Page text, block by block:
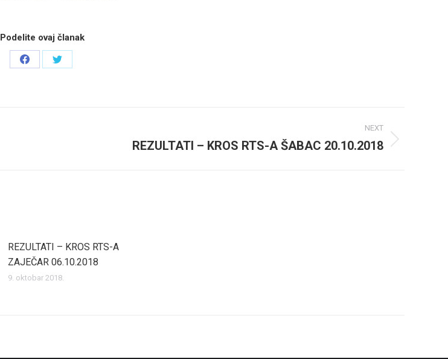
Podelite ovaj članak
Share
Share
NEXT
REZULTATI – KROS RTS-A ŠABAC 20.10.2018
REZULTATI – KROS RTS-A
ZAJEČAR 06.10.2018
9. oktobar 2018.